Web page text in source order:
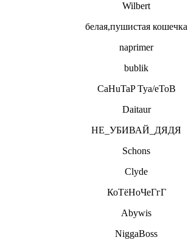
Wilbert
белая,пушистая кошечка
naprimer
bublik
CaHuTaP Tya/eToB
Daitaur
НЕ_УБИВАЙ_ДЯДЯ
Schons
Clyde
КоТёНоЧеГгГ
Abywis
NiggaBoss